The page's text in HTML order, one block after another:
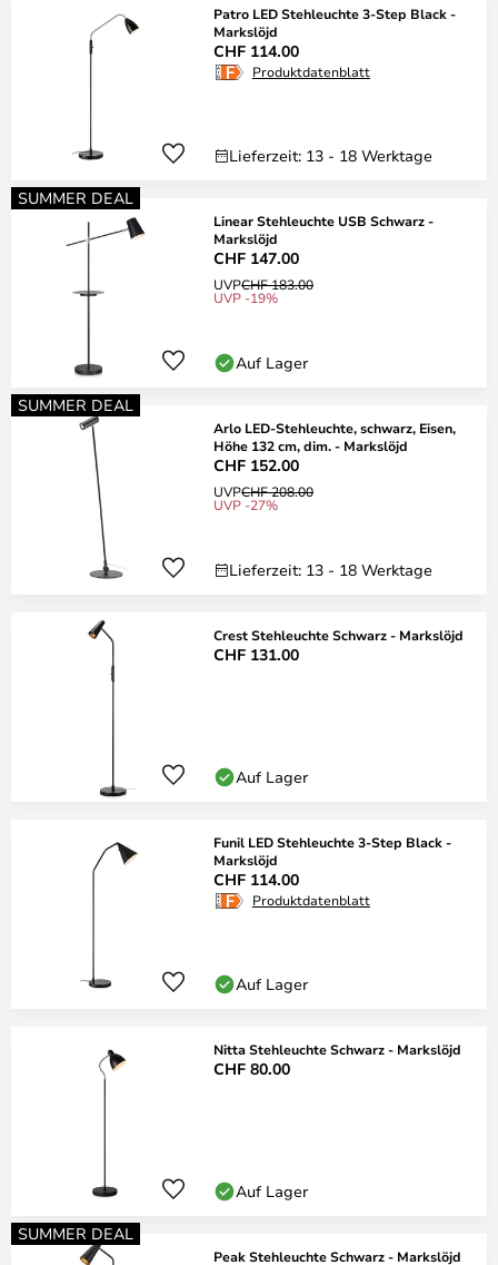
Patro LED Stehleuchte 3-Step Black -
Markslöjd
CHF 114.00
Produktdatenblatt
Lieferzeit: 13 - 18 Werktage
SUMMER DEAL
Linear Stehleuchte USB Schwarz -
Markslöjd
CHF 147.00
UVPCHF 183.00
UVP -19%
Auf Lager
SUMMER DEAL
Arlo LED-Stehleuchte, schwarz, Eisen,
Höhe 132 cm, dim. - Markslöjd
CHF 152.00
UVPCHF 208.00
UVP -27%
Lieferzeit: 13 - 18 Werktage
Crest Stehleuchte Schwarz - Markslöjd
CHF 131.00
Auf Lager
Funil LED Stehleuchte 3-Step Black -
Markslöjd
CHF 114.00
Produktdatenblatt
Auf Lager
Nitta Stehleuchte Schwarz - Markslöjd
CHF 80.00
Auf Lager
SUMMER DEAL
Peak Stehleuchte Schwarz - Markslöjd